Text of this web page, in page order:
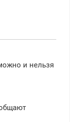
и нельзя